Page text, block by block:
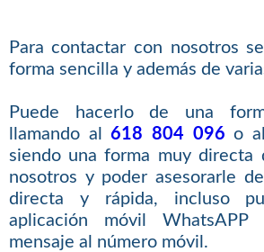
Para contactar con nosotros
forma sencilla y además de
Puede hacerlo de una
llamando al618 804 096 o
siendo una forma muy directa
nosotros y poder asesorarle
directa y rápida, incluso
aplicación móvil
mensaje al número móvil.